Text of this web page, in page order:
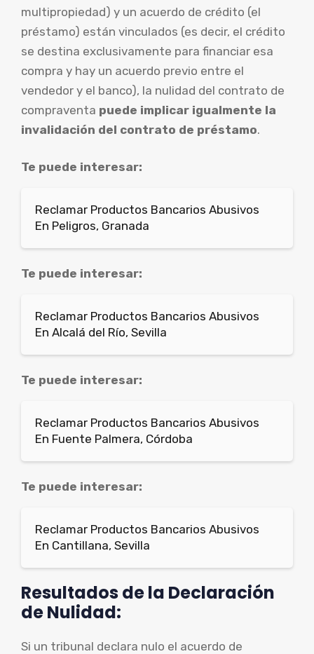
multipropiedad) y un acuerdo de crédito (el
préstamo) están vinculados (es decir, el crédito
se destina exclusivamente para financiar esa
compra y hay un acuerdo previo entre el
vendedor y el banco), la nulidad del contrato de
compraventa puede implicar igualmente la
invalidación del contrato de préstamo.
Te puede interesar:
Reclamar Productos Bancarios Abusivos
En Peligros, Granada
Te puede interesar:
Reclamar Productos Bancarios Abusivos
En Alcalá del Río, Sevilla
Te puede interesar:
Reclamar Productos Bancarios Abusivos
En Fuente Palmera, Córdoba
Te puede interesar:
Reclamar Productos Bancarios Abusivos
En Cantillana, Sevilla
Resultados de la Declaración
de Nulidad:
Si un tribunal declara nulo el acuerdo de